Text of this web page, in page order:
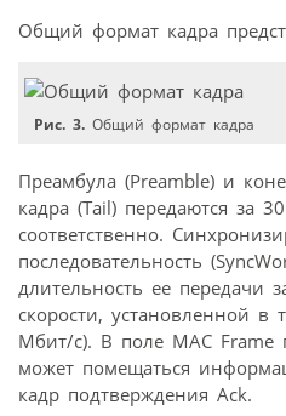
Общий формат кадра
Рис. 3. Общий формат кадра
Преамбула (Preamble) и
кадра (Tail) передаются за
соответственно.
последовательность
длительность ее передачи
скорости, установленной в
Мбит/с). В поле MAC
может помещаться
кадр подтверждения Ack.